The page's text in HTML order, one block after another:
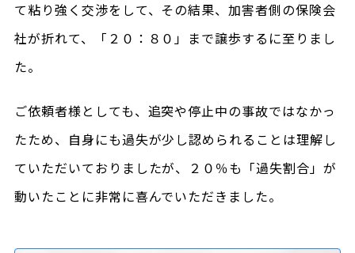
て粘り強く交渉をして、その結果、加害者側の保険会
社が折れて、「２０：８０」まで譲歩するに至りまし
た。
ご依頼者様としても、追突や停止中の事故ではなかっ
たため、自身にも過失が少し認められることは理解し
ていただいておりましたが、２０％も「過失割合」が
動いたことに非常に喜んでいただきました。